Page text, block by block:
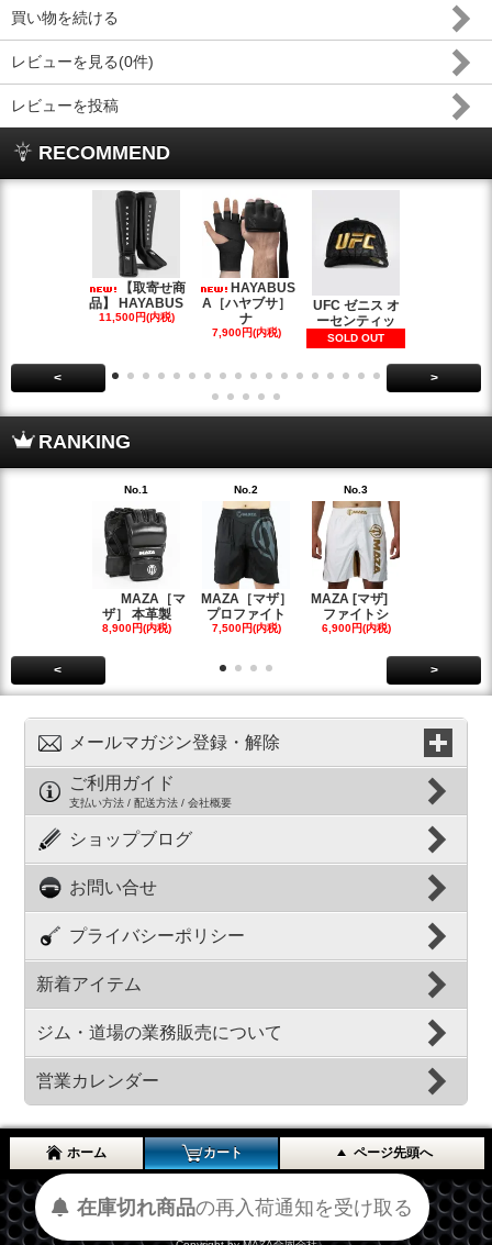
買い物を続ける
レビューを見る(0件)
レビューを投稿
RECOMMEND
【取寄せ商
品】 HAYABUS
11,500円(内税)
HAYABUS
A［ハヤブサ］
ナ
7,900円(内税)
UFC ゼニス オ
ーセンティッ
SOLD OUT
< >
RANKING
No.1
MAZA［マ
ザ］ 本革製
8,900円(内税)
No.2
MAZA［マザ］
プロファイト
7,500円(内税)
No.3
MAZA [マザ]
ファイトシ
6,900円(内税)
< >
メールマガジン登録・解除
ご利用ガイド
支払い方法 / 配送方法 / 会社概要
ショップブログ
お問い合せ
プライバシーポリシー
新着アイテム
ジム・道場の業務販売について
営業カレンダー
ホーム カート ページ先頭へ
表示切替 : スマートフォン |PC版
在庫切れ商品の再入荷通知を受け取る